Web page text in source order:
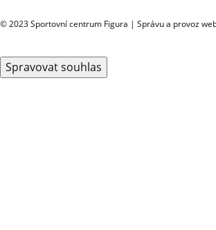
© 2023 Sportovní centrum Figura | Správu a provoz
Spravovat souhlas